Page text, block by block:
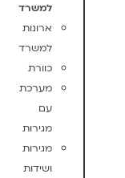
למשרד
ארונות
למשרד
כוורת
מערכת
עם
מגירות
מגירות
ושידות